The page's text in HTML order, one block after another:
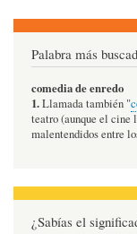
Palabra más
comedia de enredo
1.Llamada también "
teatro (aunque el cine
malentendidos entre
¿Sabías el